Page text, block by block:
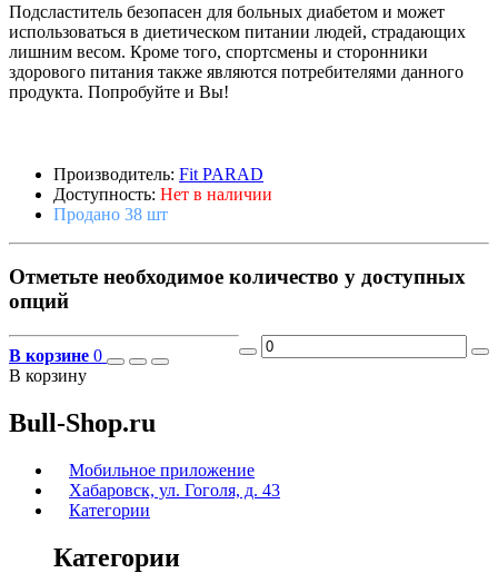
Подсластитель безопасен для больных диабетом и может
использоваться в диетическом питании людей, страдающих
лишним весом. Кроме того, спортсмены и сторонники
здорового питания также являются потребителями данного
продукта. Попробуйте и Вы!
Производитель: Fit PARAD
Доступность: Нет в наличии
Продано 38 шт
Отметьте необходимое количество у доступных
опций
В корзине 0
В корзину
Bull-Shop.ru
Мобильное приложение
Хабаровск, ул. Гоголя, д. 43
Категории
Категории